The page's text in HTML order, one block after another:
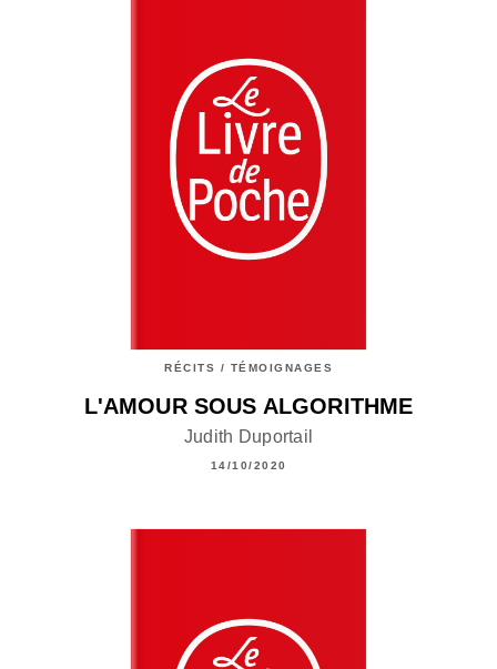
RÉCITS / TÉMOIGNAGES
L'AMOUR SOUS ALGORITHME
Judith Duportail
14/10/2020